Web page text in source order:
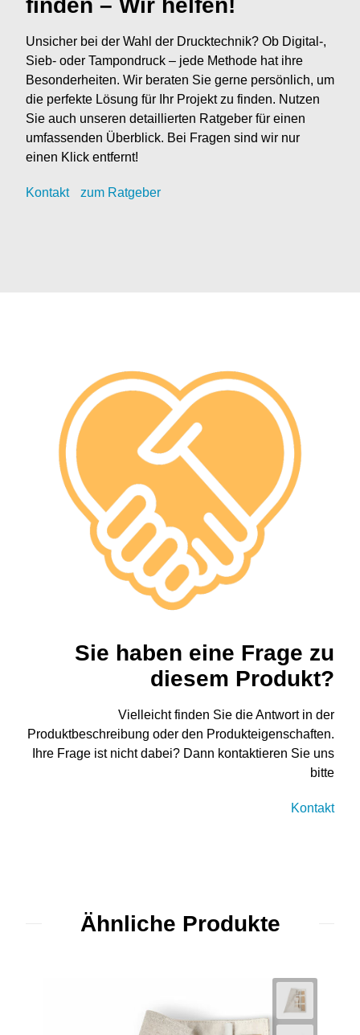
Unsicher bei der Wahl der Drucktechnik? Ob Digital-,
Sieb- oder Tampondruck – jede Methode hat ihre
Besonderheiten. Wir beraten Sie gerne persönlich, um
die perfekte Lösung für Ihr Projekt zu finden. Nutzen
Sie auch unseren detaillierten Ratgeber für einen
umfassenden Überblick. Bei Fragen sind wir nur
einen Klick entfernt!
Kontakt zum Ratgeber
Sie haben eine Frage zu
diesem Produkt?
Vielleicht finden Sie die Antwort in der
Produktbeschreibung oder den Produkteigenschaften.
Ihre Frage ist nicht dabei? Dann kontaktieren Sie uns
bitte
Kontakt
Ähnliche Produkte